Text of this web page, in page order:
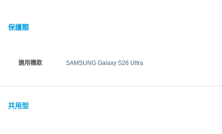
保護類
適用機款 SAMSUNG Galaxy S26 Ultra
共用型